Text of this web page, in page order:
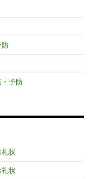
防
予防
状
状